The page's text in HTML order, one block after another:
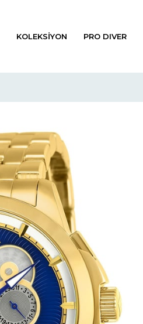
KOLEKSIYON PRO DIVER